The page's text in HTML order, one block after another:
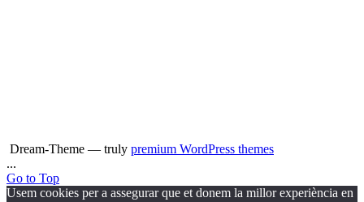
Dream-Theme — truly premium WordPress themes
...
Go to Top
Usem cookies per a assegurar que et donem la millor experiència en